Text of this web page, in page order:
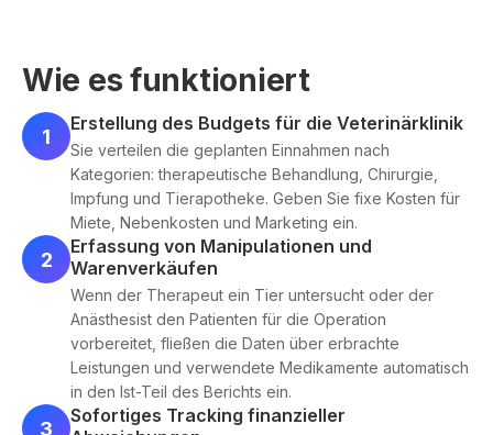
Wie es funktioniert
1
Erstellung des Budgets für die Veterinärklinik
Sie verteilen die geplanten Einnahmen nach
Kategorien: therapeutische Behandlung, Chirurgie,
Impfung und Tierapotheke. Geben Sie fixe Kosten für
Miete, Nebenkosten und Marketing ein.
2
Erfassung von Manipulationen und
Warenverkäufen
Wenn der Therapeut ein Tier untersucht oder der
Anästhesist den Patienten für die Operation
vorbereitet, fließen die Daten über erbrachte
Leistungen und verwendete Medikamente automatisch
in den Ist-Teil des Berichts ein.
3
Sofortiges Tracking finanzieller